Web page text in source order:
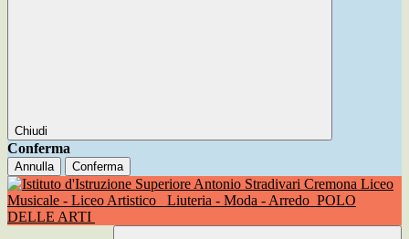
Chiudi
Conferma
Annulla Conferma
Liceo
Musicale - Liceo Artistico
Liuteria - Moda - Arredo POLO
DELLE ARTI